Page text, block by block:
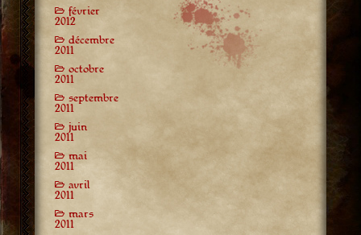
février
2012
décembre
2011
octobre
2011
septembre
2011
juin
2011
mai
2011
avril
2011
mars
2011